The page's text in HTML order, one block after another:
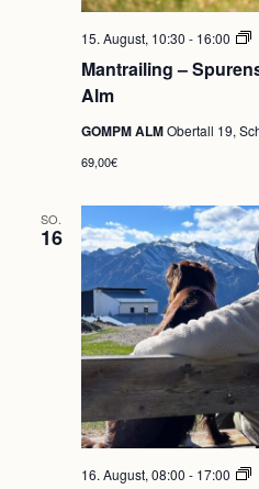
Mantrailing –
Alm
15. August, 10:30 - 16:00
GOMPM ALMObertall 19,
69,00€
SO.
16
16. August, 08:00 - 17:00